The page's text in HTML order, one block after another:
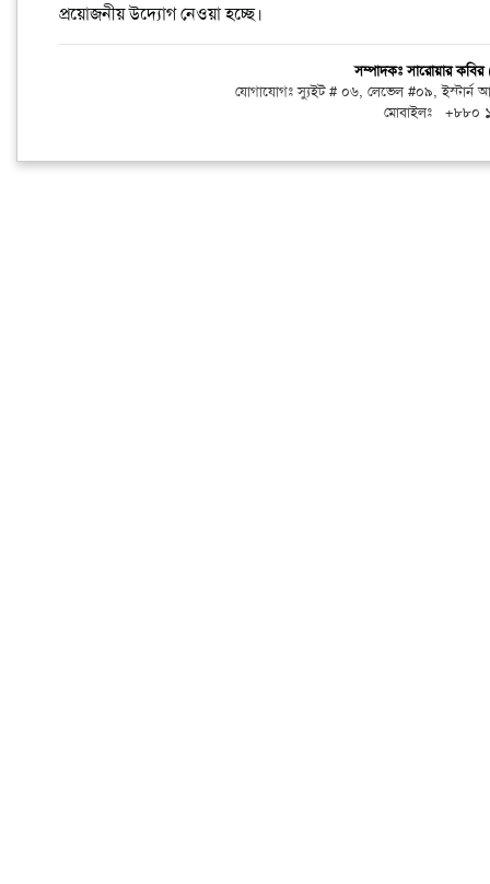
প্রয়োজনীয় উদ্যোগ নেওয়া হচ্ছে।
সম্পাদকঃ সারোয়ার
যোগাযোগঃ স্যুইট # ০৬, লেভেল #০৯, ইস্টার্ন
মোবাইলঃ +৮৮০